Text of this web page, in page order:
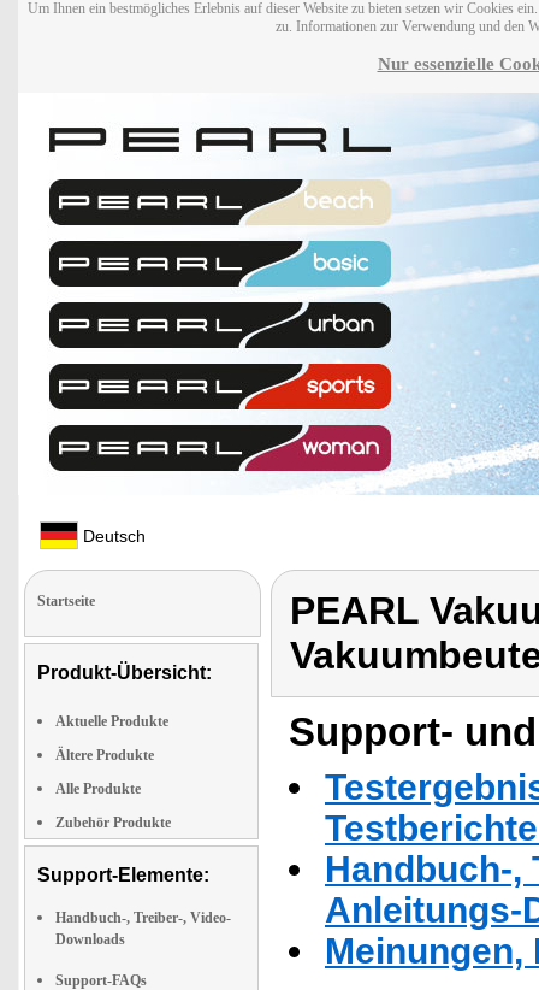
Um Ihnen ein bestmögliches Erlebnis auf dieser Website zu bieten setzen wir Cookies
zu. Informationen zur Verwendung und den
Nur essenzielle
Deutsch
Startseite
Produkt-Übersicht:
Aktuelle Produkte
Ältere Produkte
Alle Produkte
Zubehör Produkte
Support-Elemente:
Handbuch-, Treiber-, Video-
Downloads
Support-FAQs
PEARL
Support-
Handbuch-,
Anleitungs-